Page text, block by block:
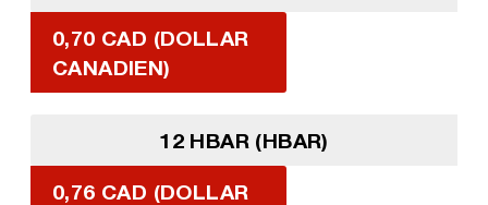
0,70 CAD (DOLLAR
CANADIEN)
12 HBAR (HBAR)
0,76 CAD (DOLLAR